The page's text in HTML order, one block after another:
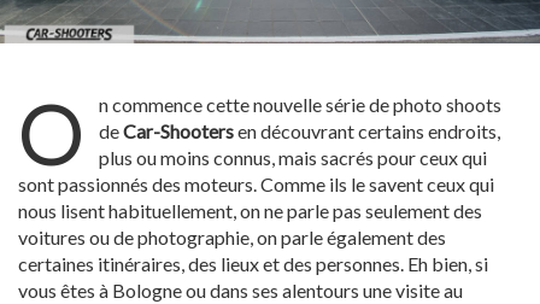
O
n commence cette nouvelle série de photo shoots
deCar-Shootersen découvrant certains endroits,
plus ou moins connus, mais sacrés pour ceux qui
sont passionnés des moteurs. Comme ils le savent ceux qui
nous lisent habituellement, on ne parle pas seulement des
voitures ou de photographie, on parle également des
certaines itinéraires, des lieux et des personnes. Eh bien, si
vous êtes à Bologne ou dans ses alentours une visite au